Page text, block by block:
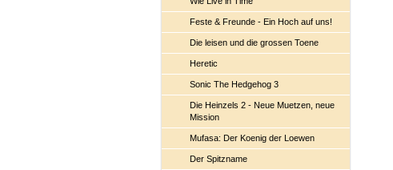
Feste & Freunde - Ein Hoch auf uns!
Die leisen und die grossen Toene
Heretic
Sonic The Hedgehog 3
Die Heinzels 2 - Neue Muetzen, neue
Mission
Mufasa: Der Koenig der Loewen
Der Spitzname